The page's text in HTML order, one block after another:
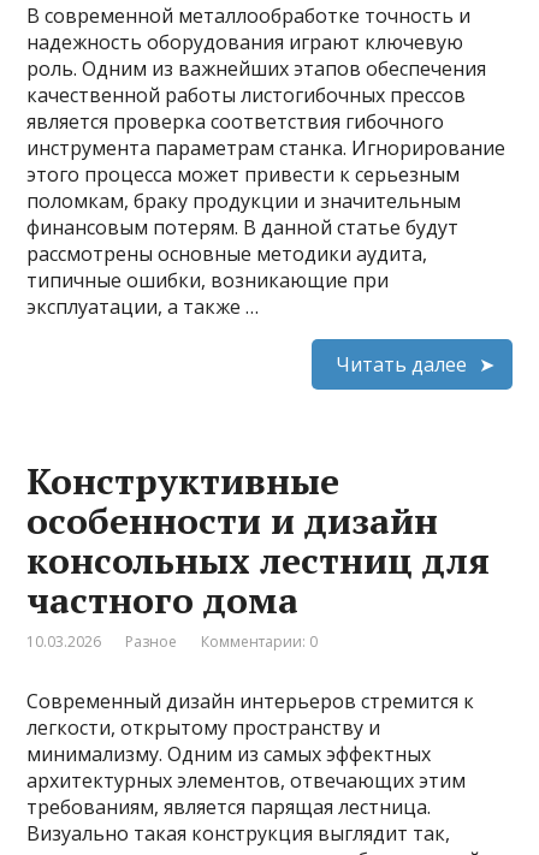
В современной металлообработке точность и
надежность оборудования играют ключевую
роль. Одним из важнейших этапов обеспечения
качественной работы листогибочных прессов
является проверка соответствия гибочного
инструмента параметрам станка. Игнорирование
этого процесса может привести к серьезным
поломкам, браку продукции и значительным
финансовым потерям. В данной статье будут
рассмотрены основные методики аудита,
типичные ошибки, возникающие при
эксплуатации, а также …
Читать далее
Конструктивные
особенности и дизайн
консольных лестниц для
частного дома
10.03.2026 Разное Комментарии: 0
Современный дизайн интерьеров стремится к
легкости, открытому пространству и
минимализму. Одним из самых эффектных
архитектурных элементов, отвечающих этим
требованиям, является парящая лестница.
Визуально такая конструкция выглядит так,